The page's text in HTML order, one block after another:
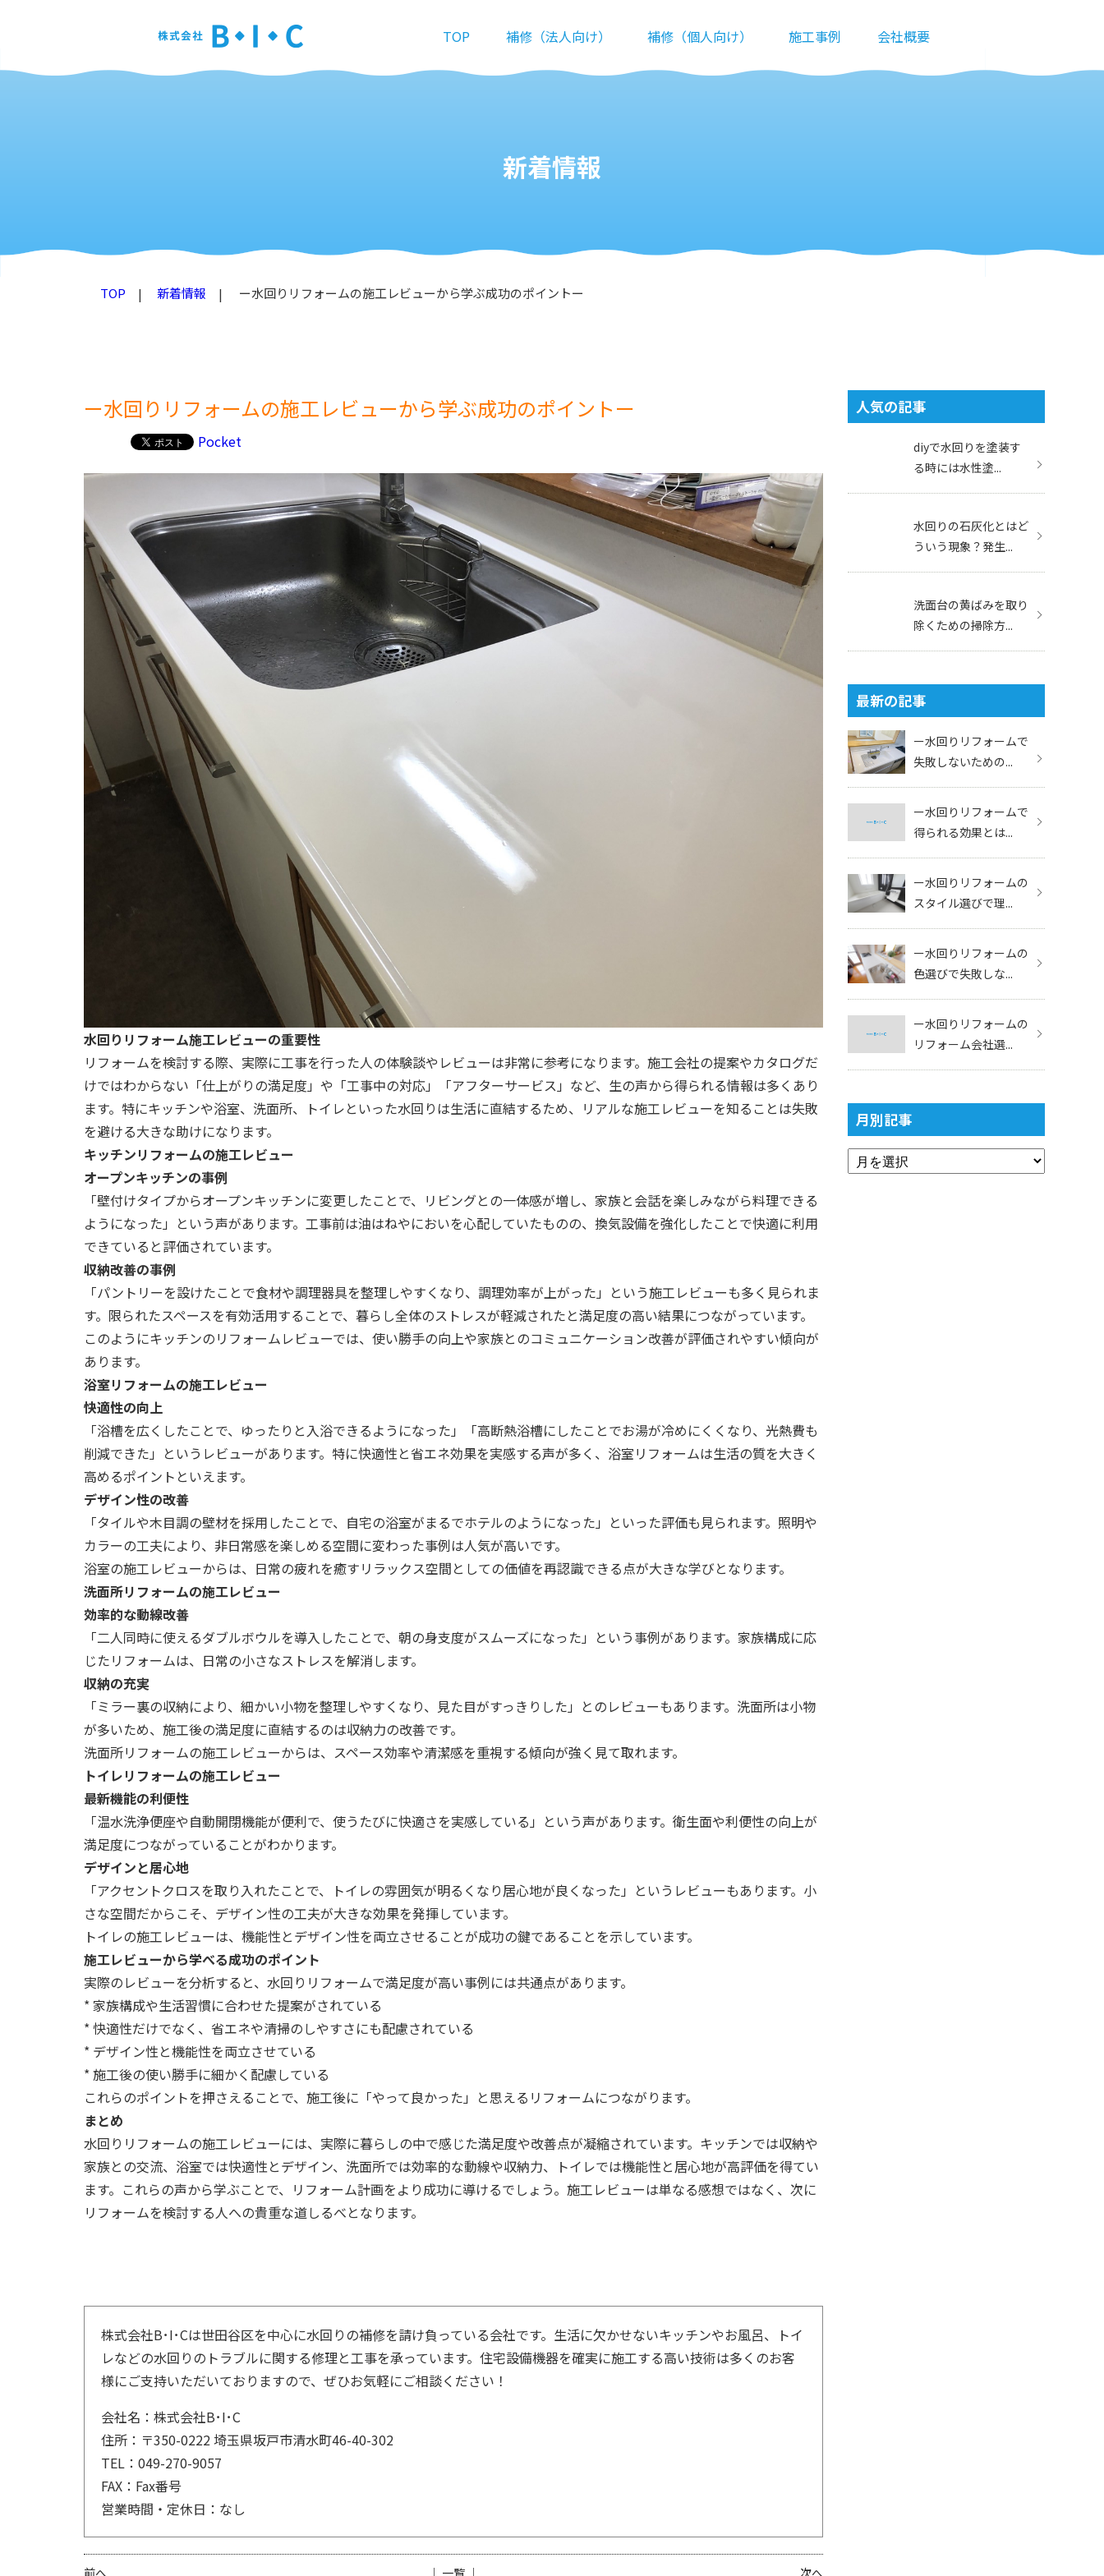
TOP 補修（法人向け） 補修（個人向け） 施工事例 会社概要
新着情報
TOP 新着情報 ー水回りリフォームの施工レビューから学ぶ成功のポイントー
ー水回りリフォームの施工レビューから学ぶ成功のポイントー
Pocket
水回りリフォーム施工レビューの重要性
リフォームを検討する際、実際に工事を行った人の体験談やレビューは非常に参考になります。施工会社の提案やカタログだ
けではわからない「仕上がりの満足度」や「工事中の対応」「アフターサービス」など、生の声から得られる情報は多くあり
ます。特にキッチンや浴室、洗面所、トイレといった水回りは生活に直結するため、リアルな施工レビューを知ることは失敗
を避ける大きな助けになります。
キッチンリフォームの施工レビュー
オープンキッチンの事例
「壁付けタイプからオープンキッチンに変更したことで、リビングとの一体感が増し、家族と会話を楽しみながら料理できる
ようになった」という声があります。工事前は油はねやにおいを心配していたものの、換気設備を強化したことで快適に利用
できていると評価されています。
収納改善の事例
「パントリーを設けたことで食材や調理器具を整理しやすくなり、調理効率が上がった」という施工レビューも多く見られま
す。限られたスペースを有効活用することで、暮らし全体のストレスが軽減されたと満足度の高い結果につながっています。
このようにキッチンのリフォームレビューでは、使い勝手の向上や家族とのコミュニケーション改善が評価されやすい傾向が
あります。
浴室リフォームの施工レビュー
快適性の向上
「浴槽を広くしたことで、ゆったりと入浴できるようになった」「高断熱浴槽にしたことでお湯が冷めにくくなり、光熱費も
削減できた」というレビューがあります。特に快適性と省エネ効果を実感する声が多く、浴室リフォームは生活の質を大きく
高めるポイントといえます。
デザイン性の改善
「タイルや木目調の壁材を採用したことで、自宅の浴室がまるでホテルのようになった」といった評価も見られます。照明や
カラーの工夫により、非日常感を楽しめる空間に変わった事例は人気が高いです。
浴室の施工レビューからは、日常の疲れを癒すリラックス空間としての価値を再認識できる点が大きな学びとなります。
洗面所リフォームの施工レビュー
効率的な動線改善
「二人同時に使えるダブルボウルを導入したことで、朝の身支度がスムーズになった」という事例があります。家族構成に応
じたリフォームは、日常の小さなストレスを解消します。
収納の充実
「ミラー裏の収納により、細かい小物を整理しやすくなり、見た目がすっきりした」とのレビューもあります。洗面所は小物
が多いため、施工後の満足度に直結するのは収納力の改善です。
洗面所リフォームの施工レビューからは、スペース効率や清潔感を重視する傾向が強く見て取れます。
トイレリフォームの施工レビュー
最新機能の利便性
「温水洗浄便座や自動開閉機能が便利で、使うたびに快適さを実感している」という声があります。衛生面や利便性の向上が
満足度につながっていることがわかります。
デザインと居心地
「アクセントクロスを取り入れたことで、トイレの雰囲気が明るくなり居心地が良くなった」というレビューもあります。小
さな空間だからこそ、デザイン性の工夫が大きな効果を発揮しています。
トイレの施工レビューは、機能性とデザイン性を両立させることが成功の鍵であることを示しています。
施工レビューから学べる成功のポイント
実際のレビューを分析すると、水回りリフォームで満足度が高い事例には共通点があります。
* 家族構成や生活習慣に合わせた提案がされている
* 快適性だけでなく、省エネや清掃のしやすさにも配慮されている
* デザイン性と機能性を両立させている
* 施工後の使い勝手に細かく配慮している
これらのポイントを押さえることで、施工後に「やって良かった」と思えるリフォームにつながります。
まとめ
水回りリフォームの施工レビューには、実際に暮らしの中で感じた満足度や改善点が凝縮されています。キッチンでは収納や
家族との交流、浴室では快適性とデザイン、洗面所では効率的な動線や収納力、トイレでは機能性と居心地が高評価を得てい
ます。これらの声から学ぶことで、リフォーム計画をより成功に導けるでしょう。施工レビューは単なる感想ではなく、次に
リフォームを検討する人への貴重な道しるべとなります。
株式会社B･I･Cは世田谷区を中心に水回りの補修を請け負っている会社です。生活に欠かせないキッチンやお風呂、トイ
レなどの水回りのトラブルに関する修理と工事を承っています。住宅設備機器を確実に施工する高い技術は多くのお客
様にご支持いただいておりますので、ぜひお気軽にご相談ください！
会社名：株式会社B･I･C
住所：〒350-0222 埼玉県坂戸市清水町46-40-302
TEL：049-270-9057
FAX：Fax番号
営業時間・定休日：なし
前へ 次へ
│ 一覧 │
人気の記事
diyで水回りを塗装す
る時には水性塗...
水回りの石灰化とはど
ういう現象？発生...
洗面台の黄ばみを取り
除くための掃除方...
最新の記事
ー水回りリフォームで
失敗しないための...
ー水回りリフォームで
得られる効果とは...
ー水回りリフォームの
スタイル選びで理...
ー水回りリフォームの
色選びで失敗しな...
ー水回りリフォームの
リフォーム会社選...
月別記事